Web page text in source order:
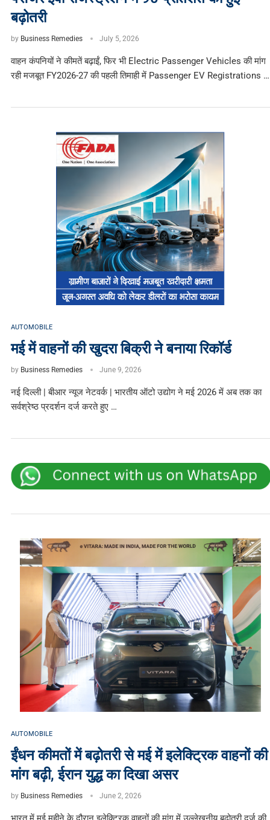
बढ़ोतरी
by Business Remedies July 5, 2026
वाहन कंपनियों ने कीमतें बढ़ाईं, फिर भी Electric Passenger Vehicles की मांग
रही मजबूत FY2026-27 की पहली तिमाही में Passenger EV Registrations …
AUTOMOBILE
मई में वाहनों की खुदरा बिक्री ने बनाया रिकॉर्ड
by Business Remedies June 9, 2026
नई दिल्ली | बीआर न्यूज नेटवर्क | भारतीय ऑटो उद्योग ने मई 2026 में अब तक का
सर्वश्रेष्ठ प्रदर्शन दर्ज करते हुए …
AUTOMOBILE
ईंधन कीमतों में बढ़ोतरी से मई में इलेक्ट्रिक वाहनों की
मांग बढ़ी, ईरान युद्ध का दिखा असर
by Business Remedies June 2, 2026